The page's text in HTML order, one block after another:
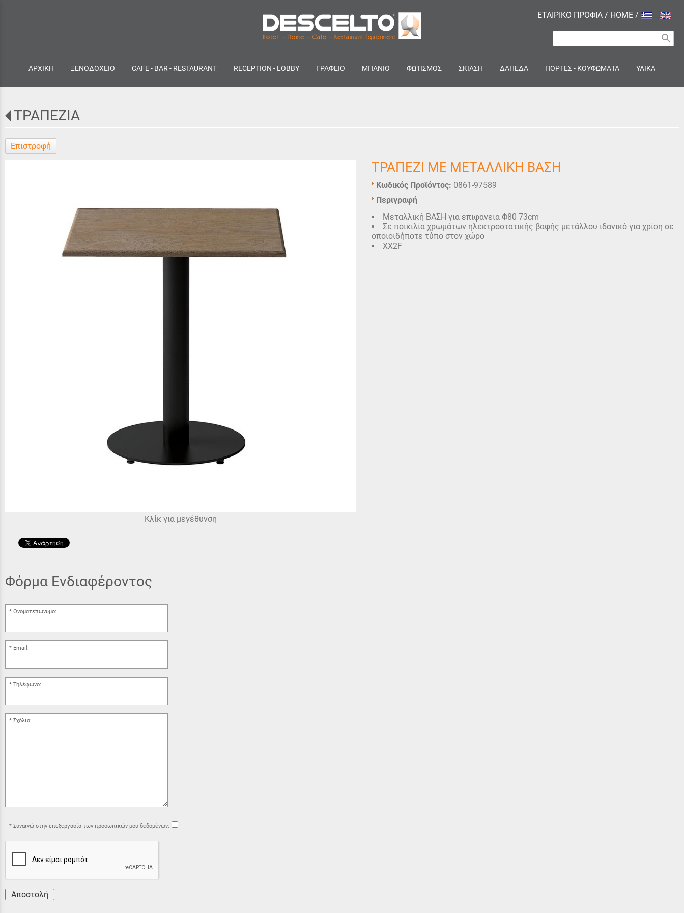
ΕΤΑΙΡΙΚΟ ΠΡΟΦΙΛ / HOME /
search
ΑΡΧΙΚΗ ΞΕΝΟΔΟΧΕΙΟ CAFE - BAR - RESTAURANT RECEPTION - LOBBY ΓΡΑΦΕΙΟ ΜΠΑΝΙΟ ΦΩΤΙΣΜΟΣ ΣΚΙΑΣΗ ΔΑΠΕΔΑ ΠΟΡΤΕΣ - ΚΟΥΦΩΜΑΤΑ ΥΛΙΚΑ
ΤΡΑΠΕΖΙΑ
Επιστροφή
Κλίκ για μεγέθυνση
ΤΡΑΠΕΖΙ ΜΕ ΜΕΤΑΛΛΙΚΗ ΒΑΣΗ
Κωδικός Προϊόντος: 0861-97589
Περιγραφή
Μεταλλική ΒΑΣΗ για επιφανεια Φ80 73cm
Σε ποικιλία χρωμάτων ηλεκτροστατικής βαφής μετάλλου ιδανικό για χρίση σε
οποιοιδήποτε τύπο στον χώρο
XX2F
Φόρμα Ενδιαφέροντος
Ονοματεπώνυμο:
Email:
Τηλέφωνο:
Σχόλια:
Συναινώ στην επεξεργασία των προσωπικών μου δεδομένων:
Αποστολή